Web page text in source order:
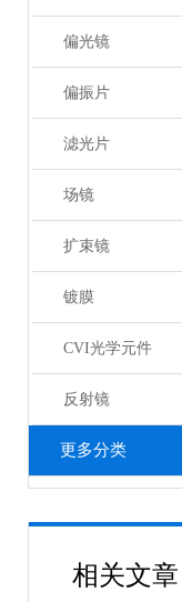
偏光镜
偏振片
滤光片
场镜
扩束镜
镀膜
CVI光学元件
反射镜
更多分类
相关文章